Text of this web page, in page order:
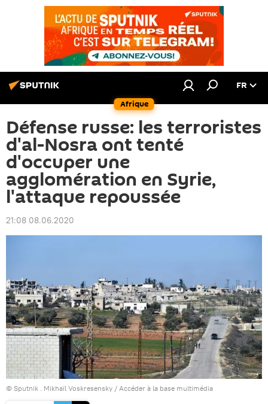
Afrique
FR
Défense russe: les terroristes
d'al-Nosra ont tenté
d'occuper une
agglomération en Syrie,
l'attaque repoussée
21:08 08.06.2020
© Sputnik . Mikhaïl Voskresensky / Accéder à la base multimédia